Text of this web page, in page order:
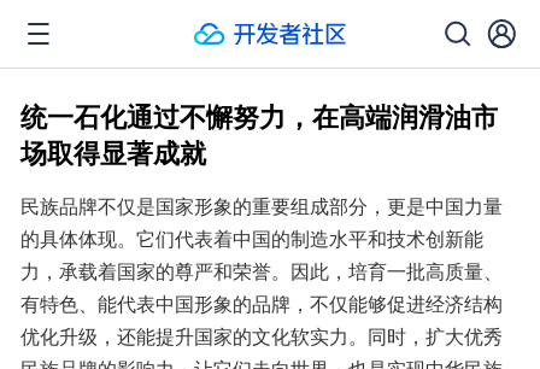
统一石化通过不懈努力，在高端润滑油市
场取得显著成就
民族品牌不仅是国家形象的重要组成部分，更是中国力量
的具体体现。它们代表着中国的制造水平和技术创新能
力，承载着国家的尊严和荣誉。因此，培育一批高质量、
有特色、能代表中国形象的品牌，不仅能够促进经济结构
优化升级，还能提升国家的文化软实力。同时，扩大优秀